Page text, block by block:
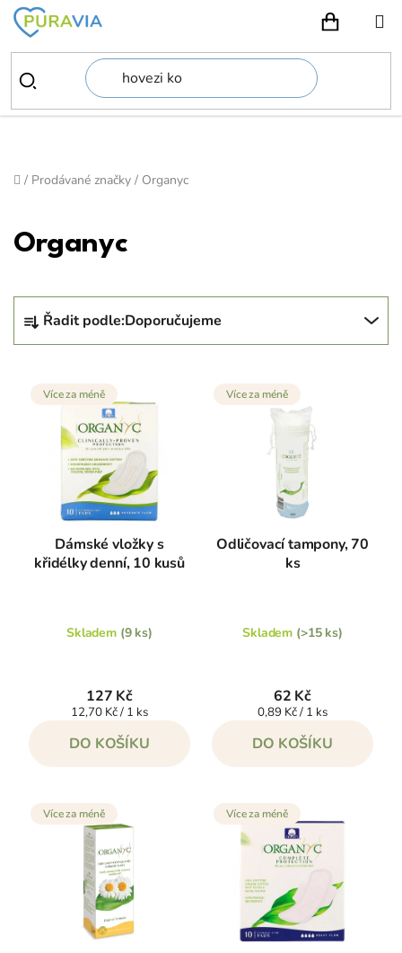
Přejít
obsah
Domů
/ Prodávané značky / Organyc
Organyc
Řadit podle:Doporučujeme
Více za méně
Dámské vložky s
křidélky denní, 10 kusů
Skladem (9 ks)
127 Kč
Měrná
12,70 Kč / 1 ks
DO KOŠÍKU
Více za méně
Odličovací tampony, 70
ks
Skladem (>15 ks)
62 Kč
Měrná
0,89 Kč / 1 ks
DO KOŠÍKU
Více za méně Více za méně